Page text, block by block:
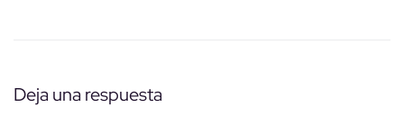
Deja una respuesta